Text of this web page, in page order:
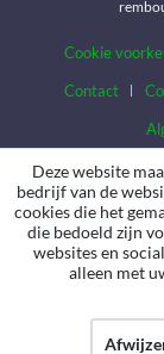
Cookie
Contact
Deze website
bedrijf van de
cookies die het
die bedoeld zijn
websites en
alleen met